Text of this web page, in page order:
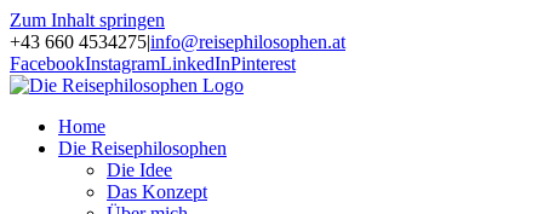
Zum Inhalt springen
+43 660 4534275|info@reisephilosophen.at
FacebookInstagramLinkedInPinterest
Home
Die Reisephilosophen
Die Idee
Das Konzept